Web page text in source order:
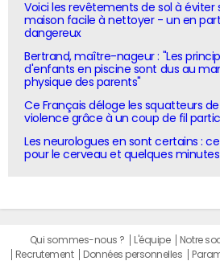
Voici les revêtements de sol à éviter
maison facile à nettoyer - un en
dangereux
Bertrand, maître-nageur : "Les
d'enfants en piscine sont dus au
physique des parents"
Ce Français déloge les squatteurs
violence grâce à un coup de fil
Les neurologues en sont certains :
pour le cerveau et quelques
Qui sommes-nous ? L'équipe Notre
Recrutement
Données personnelles